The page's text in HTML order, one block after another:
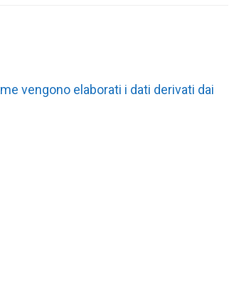
vengono elaborati i dati derivati dai